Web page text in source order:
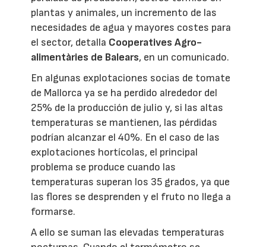
plantas y animales, un incremento de las
necesidades de agua y mayores costes para
el sector, detalla Cooperatives Agro-
alimentàries de Balears, en un comunicado.
En algunas explotaciones socias de tomate
de Mallorca ya se ha perdido alrededor del
25% de la producción de julio y, si las altas
temperaturas se mantienen, las pérdidas
podrían alcanzar el 40%. En el caso de las
explotaciones hortícolas, el principal
problema se produce cuando las
temperaturas superan los 35 grados, ya que
las flores se desprenden y el fruto no llega a
formarse.
A ello se suman las elevadas temperaturas